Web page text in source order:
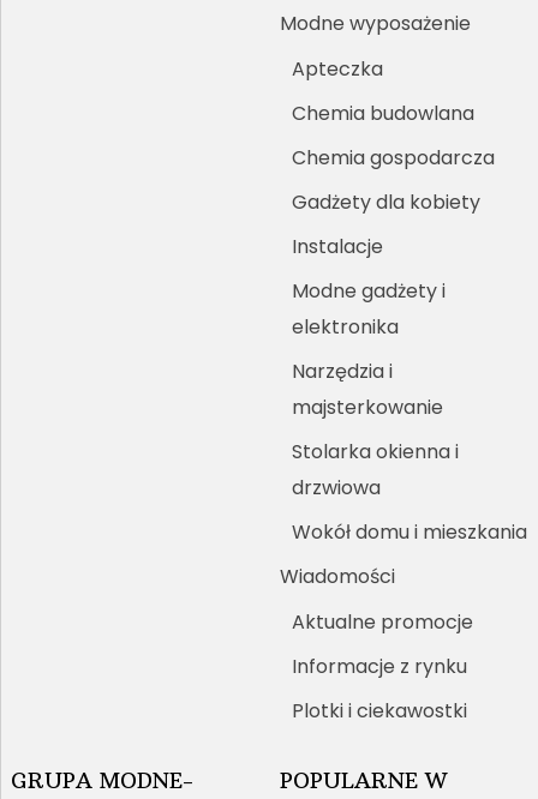
Modne wyposażenie
Apteczka
Chemia budowlana
Chemia gospodarcza
Gadżety dla kobiety
Instalacje
Modne gadżety i
elektronika
Narzędzia i
majsterkowanie
Stolarka okienna i
drzwiowa
Wokół domu i mieszkania
Wiadomości
Aktualne promocje
Informacje z rynku
Plotki i ciekawostki
GRUPA MODNE-
POPULARNE W